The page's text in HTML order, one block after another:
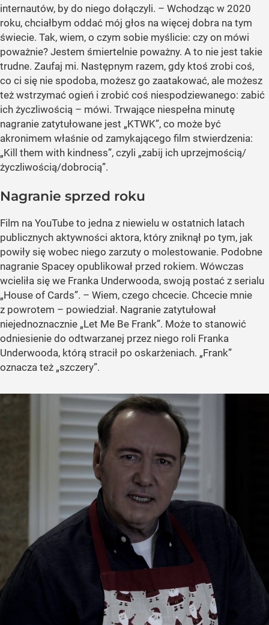
internautów, by do niego dołączyli. – Wchodząc w 2020
roku, chciałbym oddać mój głos na więcej dobra na tym
świecie. Tak, wiem, o czym sobie myślicie: czy on mówi
poważnie? Jestem śmiertelnie poważny. A to nie jest takie
trudne. Zaufaj mi. Następnym razem, gdy ktoś zrobi coś,
co ci się nie spodoba, możesz go zaatakować, ale możesz
też wstrzymać ogień i zrobić coś niespodziewanego: zabić
ich życzliwością – mówi. Trwające niespełna minutę
nagranie zatytułowane jest „KTWK”, co może być
akronimem właśnie od zamykającego film stwierdzenia:
„Kill them with kindness”, czyli „zabij ich uprzejmością/
życzliwością/dobrocią”.
Nagranie sprzed roku
Film na YouTube to jedna z niewielu w ostatnich latach
publicznych aktywności aktora, który zniknął po tym, jak
powiły się wobec niego zarzuty o molestowanie. Podobne
nagranie Spacey opublikował przed rokiem. Wówczas
wcieliła się we Franka Underwooda, swoją postać z serialu
„House of Cards”. – Wiem, czego chcecie. Chcecie mnie
z powrotem – powiedział. Nagranie zatytułował
niejednoznacznie „Let Me Be Frank”. Może to stanowić
odniesienie do odtwarzanej przez niego roli Franka
Underwooda, którą stracił po oskarżeniach. „Frank”
oznacza też „szczery”.